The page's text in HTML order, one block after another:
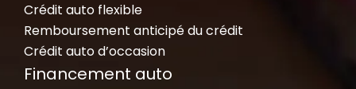
Crédit auto flexible
Remboursement anticipé du crédit
Crédit auto d’occasion
Financement auto